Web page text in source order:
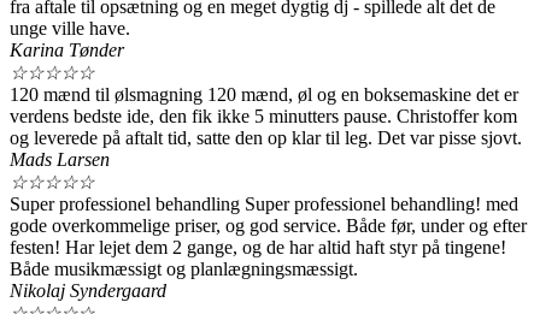
fra aftale til opsætning og en meget dygtig dj - spillede alt det de
unge ville have.
Karina Tønder
☆☆☆☆☆
120 mænd til ølsmagning 120 mænd, øl og en boksemaskine det er
verdens bedste ide, den fik ikke 5 minutters pause. Christoffer kom
og leverede på aftalt tid, satte den op klar til leg. Det var pisse sjovt.
Mads Larsen
☆☆☆☆☆
Super professionel behandling Super professionel behandling! med
gode overkommelige priser, og god service. Både før, under og efter
festen! Har lejet dem 2 gange, og de har altid haft styr på tingene!
Både musikmæssigt og planlægningsmæssigt.
Nikolaj Syndergaard